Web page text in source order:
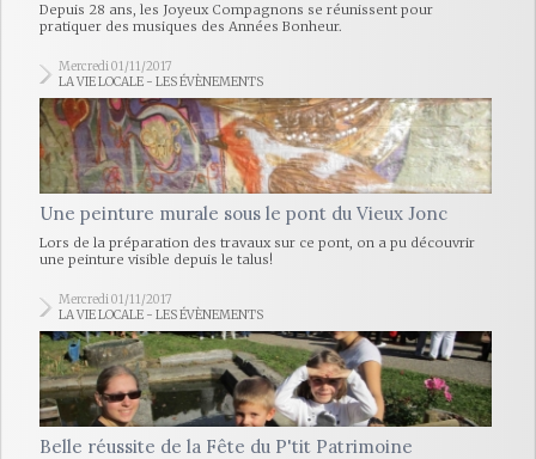
Depuis 28 ans, les Joyeux Compagnons se réunissent pour
pratiquer des musiques des Années Bonheur.
Mercredi 01/11/2017
LA VIE LOCALE - LES ÉVÈNEMENTS
Une peinture murale sous le pont du Vieux Jonc
Lors de la préparation des travaux sur ce pont, on a pu découvrir
une peinture visible depuis le talus!
Mercredi 01/11/2017
LA VIE LOCALE - LES ÉVÈNEMENTS
Belle réussite de la Fête du P'tit Patrimoine